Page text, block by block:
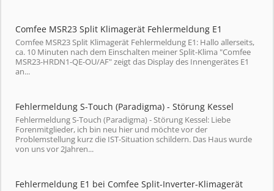
Comfee MSR23 Split Klimagerät Fehlermeldung E1
Comfee MSR23 Split Klimagerät Fehlermeldung E1: Hallo allerseits,
ca. 10 Minuten nach dem Einschalten meiner Split-Klima "Comfee
MSR23-HRDN1-QE-OU/AF" zeigt das Display des Innengerätes E1
an...
Fehlermeldung S-Touch (Paradigma) - Störung Kessel
Fehlermeldung S-Touch (Paradigma) - Störung Kessel: Liebe
Forenmitglieder, ich bin neu hier und möchte vor der
Problemstellung kurz die IST-Situation schildern. Das Haus wurde
von uns vor 2Jahren...
Fehlermeldung E1 bei Comfee Split-Inverter-Klimagerät